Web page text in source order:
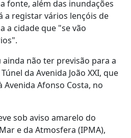
fonte, além das inundações
a registar vários lençóis de
a cidade que "se vão
não ter previsão para a
da Avenida João XXI, que
Avenida Afonso Costa, no
sob aviso amarelo do
e da Atmosfera (IPMA),